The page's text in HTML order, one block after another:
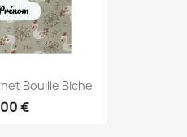
Bouille Biche
€